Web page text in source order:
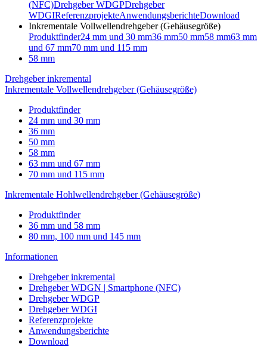
(NFC)Drehgeber WDGPDrehgeber
WDGIReferenzprojekteAnwendungsberichteDownload
Inkrementale Vollwellendrehgeber (Gehäusegröße)
Produktfinder24 mm und 30 mm36 mm50 mm58 mm63 mm
und 67 mm70 mm und 115 mm
58 mm
Drehgeber inkremental
Inkrementale Vollwellendrehgeber (Gehäusegröße)
Produktfinder
24 mm und 30 mm
36 mm
50 mm
58 mm
63 mm und 67 mm
70 mm und 115 mm
Inkrementale Hohlwellendrehgeber (Gehäusegröße)
Produktfinder
36 mm und 58 mm
80 mm, 100 mm und 145 mm
Informationen
Drehgeber inkremental
Drehgeber WDGN | Smartphone (NFC)
Drehgeber WDGP
Drehgeber WDGI
Referenzprojekte
Anwendungsberichte
Download